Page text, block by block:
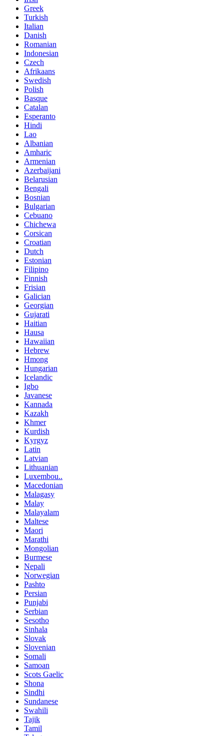
Greek
Turkish
Italian
Danish
Romanian
Indonesian
Czech
Afrikaans
Swedish
Polish
Basque
Catalan
Esperanto
Hindi
Lao
Albanian
Amharic
Armenian
Azerbaijani
Belarusian
Bengali
Bosnian
Bulgarian
Cebuano
Chichewa
Corsican
Croatian
Dutch
Estonian
Filipino
Finnish
Frisian
Galician
Georgian
Gujarati
Haitian
Hausa
Hawaiian
Hebrew
Hmong
Hungarian
Icelandic
Igbo
Javanese
Kannada
Kazakh
Khmer
Kurdish
Kyrgyz
Latin
Latvian
Lithuanian
Luxembou..
Macedonian
Malagasy
Malay
Malayalam
Maltese
Maori
Marathi
Mongolian
Burmese
Nepali
Norwegian
Pashto
Persian
Punjabi
Serbian
Sesotho
Sinhala
Slovak
Slovenian
Somali
Samoan
Scots Gaelic
Shona
Sindhi
Sundanese
Swahili
Tajik
Tamil